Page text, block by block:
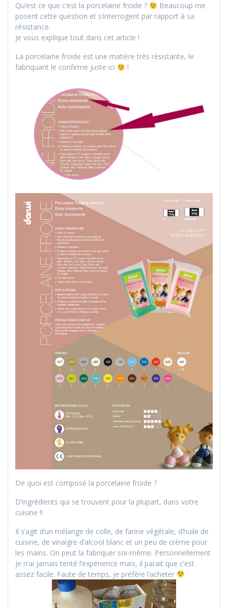
Qu’est ce que c’est la porcelaine froide ?
Beaucoup me
posent cette question et s’interrogent par rapport à sa
résistance.
Je vous explique tout dans cet article !
La porcelaine froide est une matière très résistante, le
fabriquant le confirme juste ici
!
De quoi est composé la porcelaine froide ?
D’ingrédients qui se trouvent pour la plupart, dans votre
cuisine !!
Il s’agit d’un mélange de colle, de farine végétale, d’huile de
cuisine, de vinaigre d’alcool blanc et un peu de crème pour
les mains. On peut la fabriquer soi-même. Personnellement
je n’ai jamais tenté l’expérience mais, il parait que c’est
assez facile. Faute de temps, je préfère l’acheter